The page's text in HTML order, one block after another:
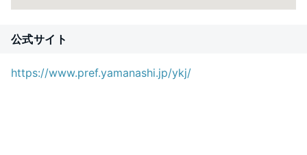
公式サイト
https://www.pref.yamanashi.jp/ykj/